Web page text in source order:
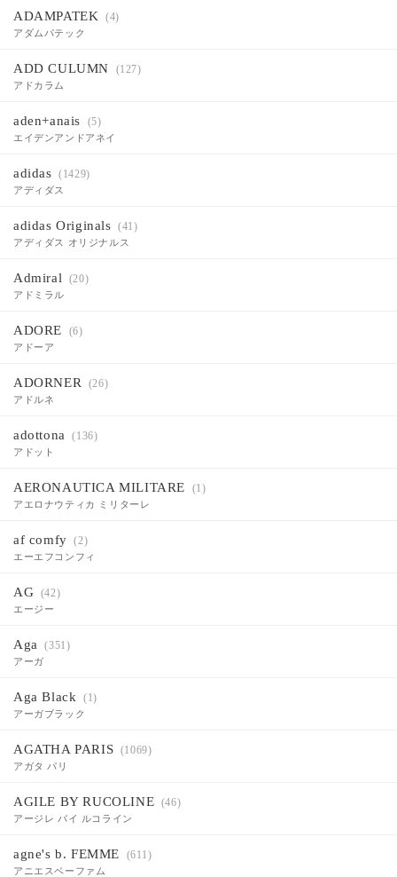
ADAMPATEK (4)
アダムパテック
ADD CULUMN (127)
アドカラム
aden+anais (5)
エイデンアンドアネイ
adidas (1429)
アディダス
adidas Originals (41)
アディダス オリジナルス
Admiral (20)
アドミラル
ADORE (6)
アドーア
ADORNER (26)
アドルネ
adottona (136)
アドット
AERONAUTICA MILITARE (1)
アエロナウティカ ミリターレ
af comfy (2)
エーエフコンフィ
AG (42)
エージー
Aga (351)
アーガ
Aga Black (1)
アーガブラック
AGATHA PARIS (1069)
アガタ パリ
AGILE BY RUCOLINE (46)
アージレ バイ ルコライン
agne's b. FEMME (611)
アニエスベーファム